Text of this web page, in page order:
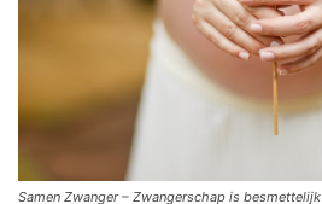
Samen Zwanger – Zwangerschap is besmettelijk